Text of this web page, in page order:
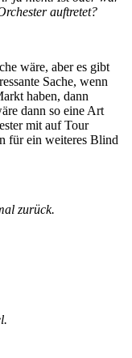
auftretet?
wäre, aber es gibt
Sache, wenn
haben, dann
dann so eine Art
mit auf Tour
für ein weiteres Blind
zurück.